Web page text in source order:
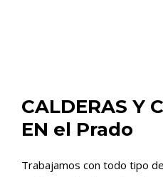
CALDERAS Y
EN el Prado
Trabajamos con todo tipo